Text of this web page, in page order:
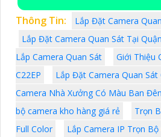
Thông Tin:
Lắp Đặt Camera
Lắp Đặt Camera Quan Sát Tại
Lắp Camera Quan Sát
Giới Thiệu
C22EP
Lắp Đặt Camera Quan Sát
Camera Nhà Xưởng Có Màu Ban
bộ camera kho hàng giá rẻ
Trọn
Full Color
Lắp Camera IP Trọn